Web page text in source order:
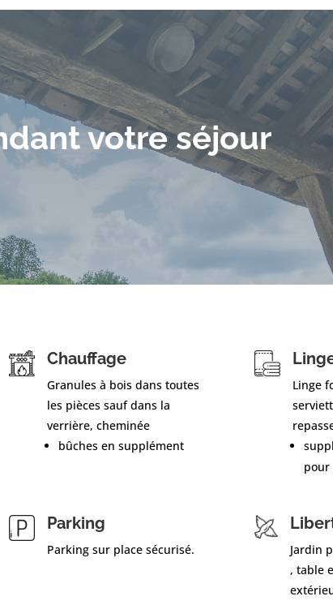
votre séjour
Chauffage
Granules à bois dans toutes
les pièces sauf dans la
verrière, cheminée
bûches en supplément
Linge
pour
Parking
Parking sur place sécurisé.
Jardin
, table